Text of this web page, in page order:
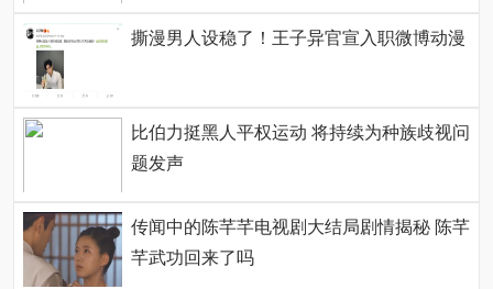
撕漫男人设稳了！王子异官宣入职微博动漫
比伯力挺黑人平权运动 将持续为种族歧视问
题发声
传闻中的陈芊芊电视剧大结局剧情揭秘 陈芊
芊武功回来了吗